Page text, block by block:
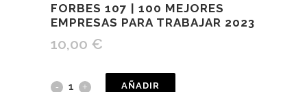
FORBES 107 | 100 MEJORES
EMPRESAS PARA TRABAJAR 2023
10,00 €
AÑADIR